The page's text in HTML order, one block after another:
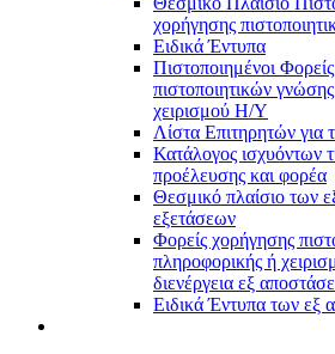
χορήγησης
Ειδικά Έντυπα
Πιστοποιημένοι
πιστοποιητικών
χειρισμού Η/Υ
Λίστα Επιτηρητών για
Κατάλογος ισχυόντων
προέλευσης και φορέα
Θεσμικό πλαίσιο των
εξετάσεων
Φορείς χορήγησης
πληροφορικής ή
διενέργεια εξ
Ειδικά Έντυπα των εξ